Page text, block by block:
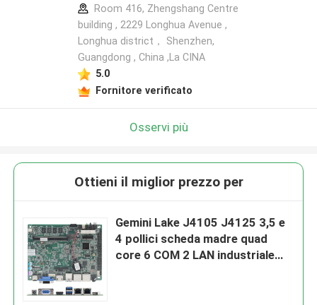
Room 416, Zhengshang Centre
building , 2229 Longhua Avenue ,
Longhua district， Shenzhen,
Guangdong , China ,La CINA
5.0
Fornitore verificato
Osservi più
Ottieni il miglior prezzo per
Gemini Lake J4105 J4125 3,5 e
4 pollici scheda madre quad
core 6 COM 2 LAN industriale